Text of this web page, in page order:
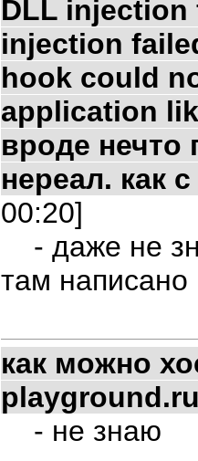
DLL injection
injection
hook could
application
вроде нечто
нереал. как
00:20]
- даже не
там написано
как можно
- не знаю